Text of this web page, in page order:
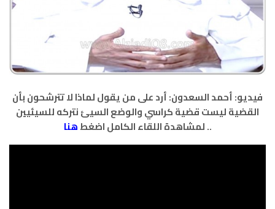
فيديو: أحمد السعدون: أرد على من يقول لماذا لا تترشحون بأن
القضية ليست قضية كراسي والوضع السيئ نتركه للسيئيين
..لمشاهدة اللقاء الكامل اضغطهنا